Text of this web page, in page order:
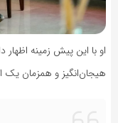
هیجان‌انگیز و همزمان یک